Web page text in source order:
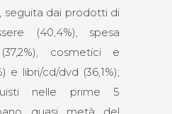
seguita dai prodotti di
(40,4%), spesa
cosmetici e
e libri/cd/dvd (36,1%);
nelle prime 5
quasi metà del